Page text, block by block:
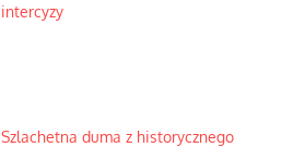
intercyzy
Szlachetna duma z historycznego